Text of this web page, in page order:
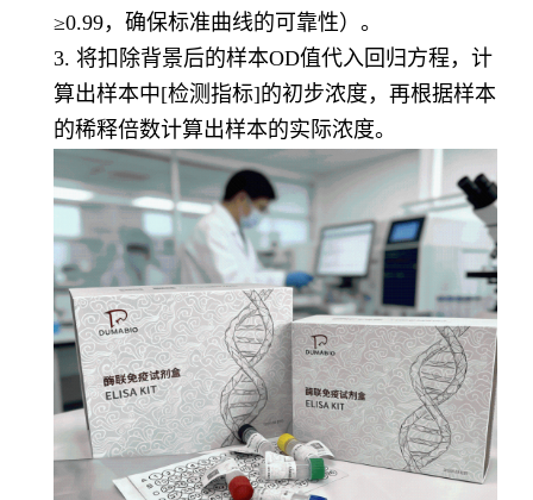
≥0.99，确保标准曲线的可靠性）。
3. 将扣除背景后的样本OD值代入回归方程，计
算出样本中[检测指标]的初步浓度，再根据样本
的稀释倍数计算出样本的实际浓度。